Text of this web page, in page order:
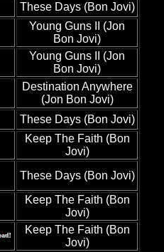
These Days (Bon Jovi)
Young Guns II (Jon
Bon Jovi)
Young Guns II (Jon
Bon Jovi)
Destination Anywhere
(Jon Bon Jovi)
These Days (Bon Jovi)
Keep The Faith (Bon
Jovi)
These Days (Bon Jovi)
Keep The Faith (Bon
Jovi)
Keep The Faith (Bon
Jovi)